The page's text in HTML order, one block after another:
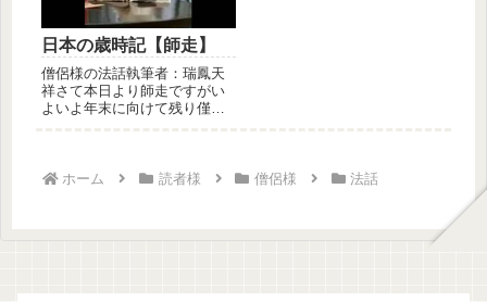
日本の歳時記【師走】
僧侶様の法話執筆者：瑞鳳天
祥さて本日より師走ですがい
よいよ年末に向けて残り僅か
ホーム 読者様 僧侶様 法話